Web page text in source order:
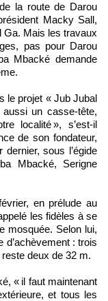
la route de Darou
Macky Sall,
Ga. Mais les travaux
pas pour Darou
Mbacké demande
le projet « Jub Jubal
aussi un casse-tête,
localité », s’est-il
de son fondateur,
sous l’égide
Mbacké, Serigne
en prélude au
les fidèles à se
mosquée. Selon lui,
d’achèvement : trois
deux de 32 m.
« il faut maintenant
et tous les